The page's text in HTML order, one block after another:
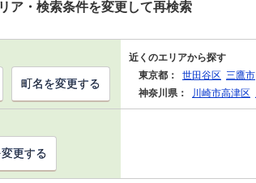
ア・検索条件を変更して再検索
近くのエリアから探す
東京都：
世田谷区 三鷹市
神奈川県：
川崎市高津区
町名を変更する
更する